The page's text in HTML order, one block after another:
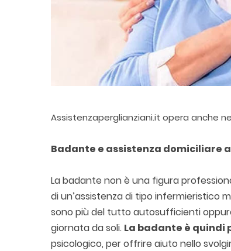
Assistenzaperglianziani.it opera anche
Badante e assistenza domiciliare
La badante non è una figura
di un’assistenza di tipo infermieristico
sono più del tutto autosufficienti
giornata da soli. La badante è
psicologico, per offrire aiuto nello